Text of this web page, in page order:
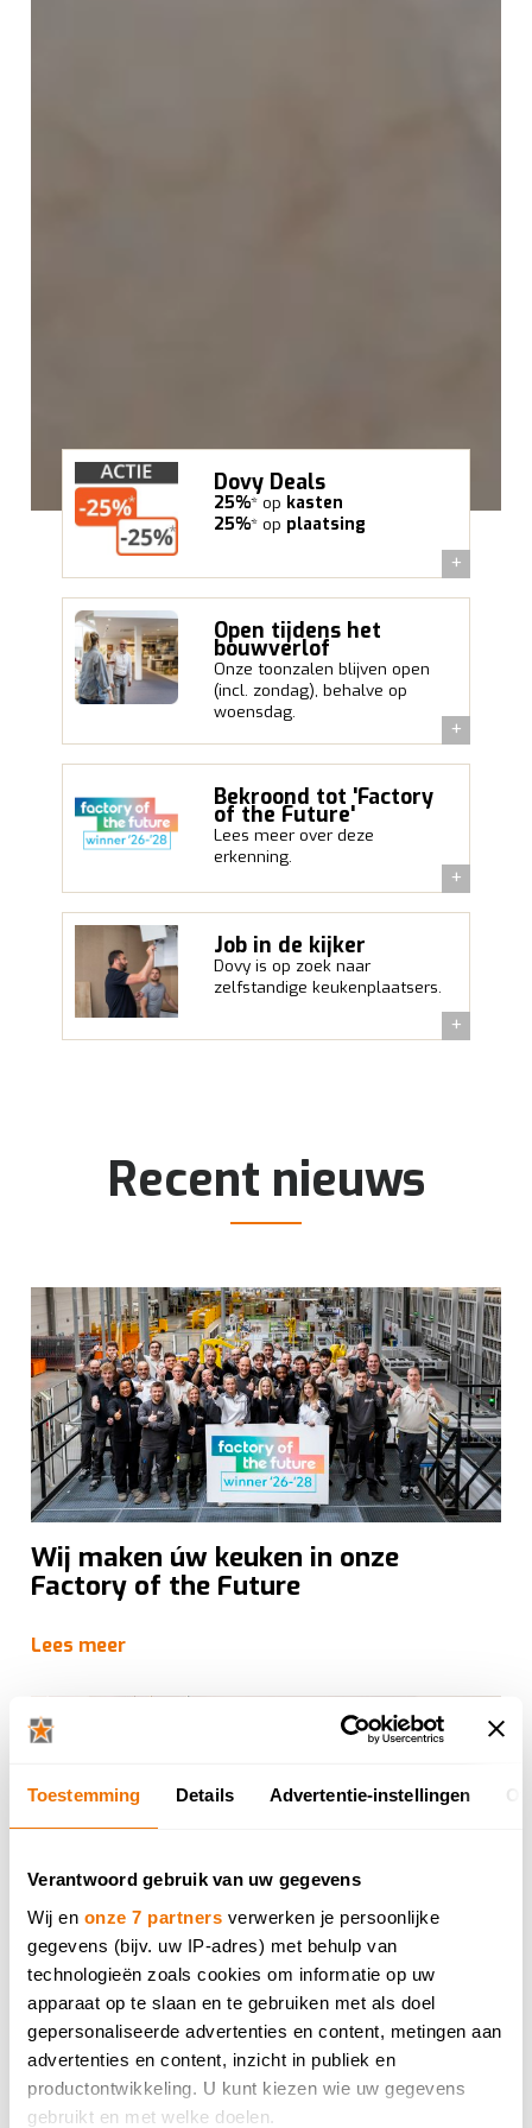
Toestemming Details Advertentie-instellingen
Verantwoord gebruik van uw gegevens
Wij en onze 7 partners verwerken je persoonlijke
gegevens (bijv. uw IP-adres) met behulp van
technologieën zoals cookies om informatie op uw
apparaat op te slaan en te gebruiken met als doel
gepersonaliseerde advertenties en content, metingen aan
advertenties en content, inzicht in publiek en
productontwikkeling. U kunt kiezen wie uw gegevens
gebruikt en met welke doelen.
Dovy Deals
25%* op kasten
25%* op plaatsing
Open tijdens het
bouwverlof
Onze toonzalen blijven open
(incl. zondag), behalve op
woensdag.
Bekroond tot 'Factory
of the Future'
Lees meer over deze
erkenning.
Job in de kijker
Dovy is op zoek naar
zelfstandige keukenplaatsers.
Recent nieuws
Wij maken úw keuken in onze
Factory of the Future
Lees meer
Ontdek de keukentrends van 2026
Lees meer